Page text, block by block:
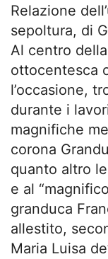
Relazione
sepoltura, di
Al centro
ottocentesca
l’occasione,
durante i
magnifiche
corona
quanto altro
e al
granduca
allestito,
Maria Luisa